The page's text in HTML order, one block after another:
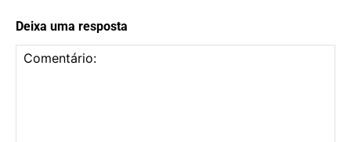
Deixa uma resposta